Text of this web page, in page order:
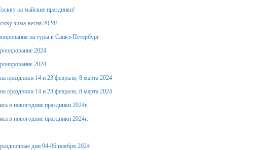
на майские праздники!
зима-весна 2024!
на туры в Санкт-Петербург
2024
2024
праздники 14 и 23 февраля, 8 марта 2024
праздники 14 и 23 февраля, 8 марта 2024
в новогодние праздники 2024г.
в новогодние праздники 2024г.
дни 04-06 ноября 2024